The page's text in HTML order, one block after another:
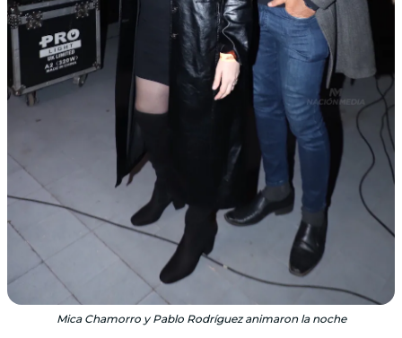
Mica Chamorro y Pablo Rodríguez animaron la noche